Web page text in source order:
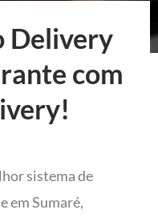
Delivery
com
sistema de
em Sumaré,